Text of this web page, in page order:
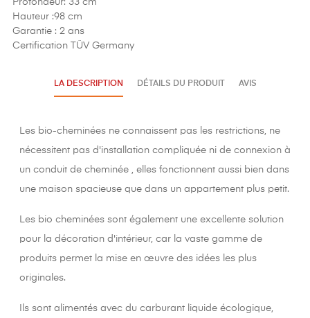
Profondeur: 33 cm
Hauteur :98 cm
Garantie : 2 ans
Certification TÜV Germany
LA DESCRIPTION DÉTAILS DU PRODUIT AVIS
Les bio-cheminées ne connaissent pas les restrictions, ne
nécessitent pas d'installation compliquée ni de connexion à
un conduit de cheminée , elles fonctionnent aussi bien dans
une maison spacieuse que dans un appartement plus petit.
Les bio cheminées sont également une excellente solution
pour la décoration d'intérieur, car la vaste gamme de
produits permet la mise en œuvre des idées les plus
originales.
Ils sont alimentés avec du carburant liquide écologique,